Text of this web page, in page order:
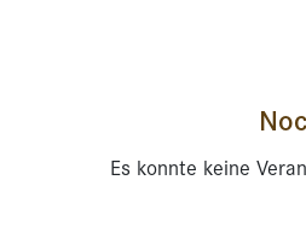
Es konnte keine